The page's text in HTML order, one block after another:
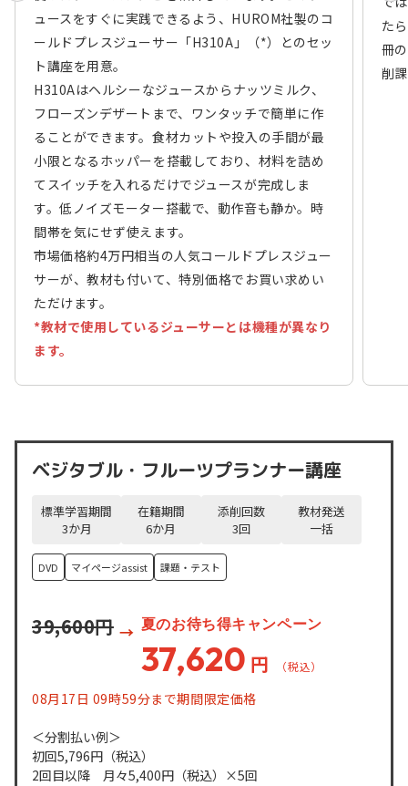
ュースをすぐに実践できるよう、HUROM社製のコ
ールドプレスジューサー「H310A」（*）とのセッ
ト講座を用意。
H310Aはヘルシーなジュースからナッツミルク、
フローズンデザートまで、ワンタッチで簡単に作
ることができます。食材カットや投入の手間が最
小限となるホッパーを搭載しており、材料を詰め
てスイッチを入れるだけでジュースが完成しま
す。低ノイズモーター搭載で、動作音も静か。時
間帯を気にせず使えます。
市場価格約4万円相当の人気コールドプレスジュー
サーが、教材も付いて、特別価格でお買い求めい
ただけます。
*教材で使用しているジューサーとは機種が異なり
ます。
た
冊
削
ベジタブル・フルーツプランナー講座
標準学習期間
3か月
在籍期間
6か月
添削回数
3回
教材発送
一括
DVD マイページassist 課題・テスト
夏のお待ち得キャンペーン
37,620 円
39,600円
08月17日 09時59分まで期間限定価格
＜分割払い例＞
初回5,796円 （税込）
2回目以降 月々5,400円 （税込） ×5回